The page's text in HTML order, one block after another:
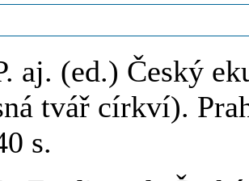
aj. (ed.) Český
tvář církví).
s.